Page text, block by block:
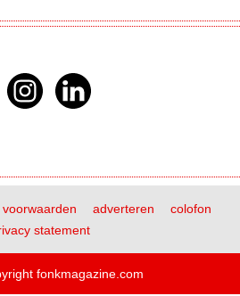
adverteren
colofon
statement
fonkmagazine.com